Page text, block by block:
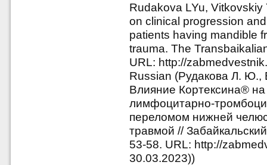
Rudakova LYu,
on clinical progression
patients having mandible
trauma. The
URL: http://
Russian (Рудакова Л.
Влияние Кортексина®
лимфоцитарно-
переломом нижней
травмой //
53-58. URL: http://
30.03.2023))